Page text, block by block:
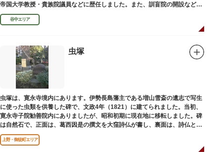
帝国大学教授・貴族院議員などに歴任しました。また、訓盲院の開設など女
子教育や障害者教育にも力を注ぎました。明治24（1891）病没しました。
谷中エリア
虫塚
虫塚は、寛永寺境内にあります。伊勢長島藩主である増山雪斎の遺志で写生
に使った虫類を供養した碑で、文政4年（1821）に建てられました。当初、
寛永寺子院勧善院内にありましたが、昭和初期に現在地に移転しました。碑
は自然石で、正面は、葛西因是の撰文を大窪詩仏が書し、裏面は、詩仏と菊
池五山の自筆の詩が刻まれています。
上野・御徒町エリア